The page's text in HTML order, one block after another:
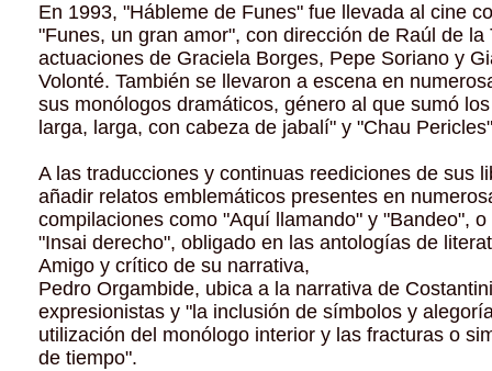
En 1993, "Hábleme de Funes" fue llevada al cine
"Funes, un gran amor", con dirección de Raúl de la
actuaciones de Graciela Borges, Pepe Soriano y
Volonté. También se llevaron a escena en
sus monólogos dramáticos, género al que sumó
larga, larga, con cabeza de jabalí" y "Chau
A las traducciones y continuas reediciones de sus
añadir relatos emblemáticos presentes en
compilaciones como "Aquí llamando" y "Bandeo",
"Insai derecho", obligado en las antologías de
Amigo y crítico de su narrativa,
Pedro Orgambide, ubica a la narrativa de
expresionistas y "la inclusión de símbolos y
utilización del monólogo interior y las fracturas o
de tiempo".